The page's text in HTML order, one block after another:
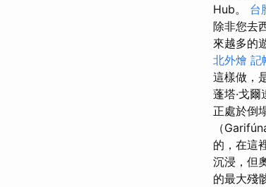
Hub。 台
除非您去
來越多的
北外燴 記
這樣做，
蓬塔·戈
正處於倒
（
的，在這
沉浸，但
的最大殘